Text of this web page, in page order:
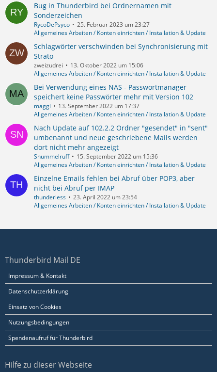
Bug in Thunderbird bei Ordnernamen mit
Sonderzeichen
RycoDePsyco
25. Februar 2023 um 23:27
Allgemeines Arbeiten / Konten einrichten / Installation & Update
Schlagwörter verschwinden bei Synchronisierung mit
Strato
zweizudrei
13. Oktober 2022 um 15:06
Allgemeines Arbeiten / Konten einrichten / Installation & Update
Bei Verwendung eines NAS - Passwortmanager
speichert keine Passwörter mehr mit Version 102
maggi
13. September 2022 um 17:37
Allgemeines Arbeiten / Konten einrichten / Installation & Update
Nach Update auf 102.2.2 Ordner "gesendet" in "sent"
umbenannt und neue geschriebene Mails werden
dort nicht mehr angezeigt
Snummelruff
15. September 2022 um 15:36
Allgemeines Arbeiten / Konten einrichten / Installation & Update
Einzelne Emails fehlen bei Abruf über POP3, aber
nicht bei Abruf per IMAP
thunderless
23. April 2022 um 23:54
Allgemeines Arbeiten / Konten einrichten / Installation & Update
Thunderbird Mail DE
Impressum & Kontakt
Datenschutzerklärung
Einsatz von Cookies
Nutzungsbedingungen
Spendenaufruf für Thunderbird
Hilfe zu dieser Webseite